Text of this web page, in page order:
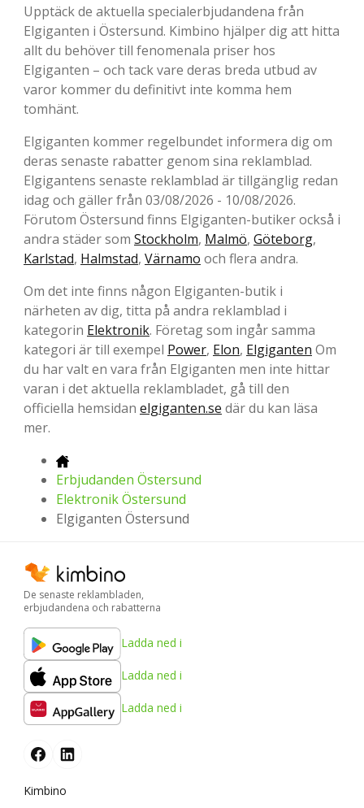
Upptäck de aktuella specialerbjudandena från
Elgiganten i Östersund. Kimbino hjälper dig att hitta
allt du behöver till fenomenala priser hos
Elgiganten – och tack vare deras breda utbud av
varor kommer du definitivt inte komma hem
tomhänt.
Elgiganten kommer regelbundet informera dig om
deras senaste rabatter genom sina reklamblad.
Elgigantens senaste reklamblad är tillgänglig redan
idag och gäller från 03/08/2026 - 10/08/2026.
Förutom Östersund finns Elgiganten-butiker också i
andra städer som Stockholm, Malmö, Göteborg,
Karlstad, Halmstad, Värnamo och flera andra.
Om det inte finns någon Elgiganten-butik i
närheten av dig, titta på andra reklamblad i
kategorin Elektronik. Företag som ingår samma
kategori är till exempel Power, Elon, Elgiganten Om
du har valt en vara från Elgiganten men inte hittar
varan i det aktuella reklambladet, gå till den
officiella hemsidan elgiganten.se där du kan läsa
mer.
Erbjudanden Östersund
Elektronik Östersund
Elgiganten Östersund
De senaste reklambladen,
erbjudandena och rabatterna
Ladda ned i
Ladda ned i
Ladda ned i
Kimbino